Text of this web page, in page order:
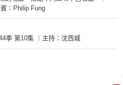
：Philip Fung
季 第10集 ︱主持：沈西城